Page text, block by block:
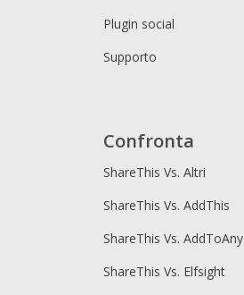
Plugin social
Supporto
Confronta
ShareThis Vs. Altri
ShareThis Vs. AddThis
ShareThis Vs. AddToAny
ShareThis Vs. Elfsight